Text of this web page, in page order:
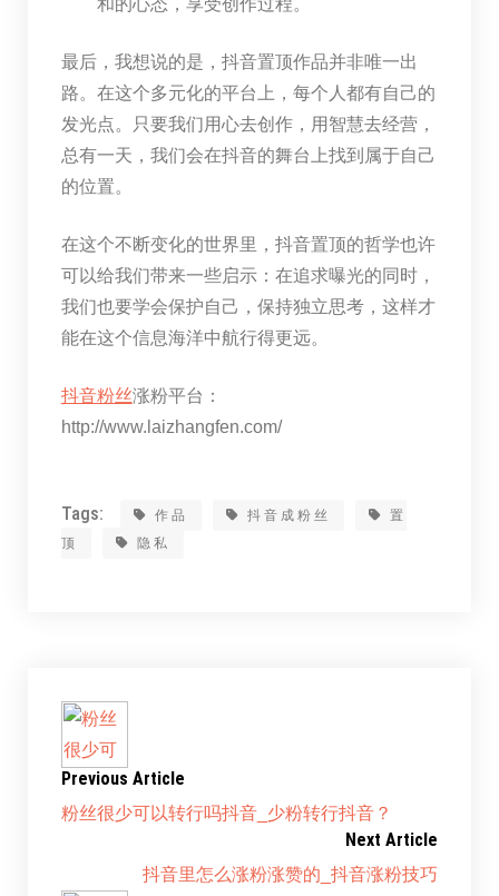
最后，我想说的是，抖音置顶作品并非唯一出
路。在这个多元化的平台上，每个人都有自己的
发光点。只要我们用心去创作，用智慧去经营，
总有一天，我们会在抖音的舞台上找到属于自己
的位置。
在这个不断变化的世界里，抖音置顶的哲学也许
可以给我们带来一些启示：在追求曝光的同时，
我们也要学会保护自己，保持独立思考，这样才
能在这个信息海洋中航行得更远。
抖音粉丝涨粉平台：
http://www.laizhangfen.com/
Tags: 作品 抖音成粉丝
置
顶
隐私
Previous Article
粉丝很少可以转行吗抖音_少粉转行抖音？
Next Article
抖音里怎么涨粉涨赞的_抖音涨粉技巧